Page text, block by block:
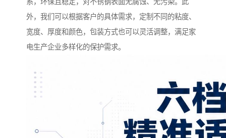
外，我们可以根据客户的具体需求，定制不同的粘度、
宽度、厚度和颜色，包装方式也可以灵活调整，满足家
电生产企业多样化的保护需求。